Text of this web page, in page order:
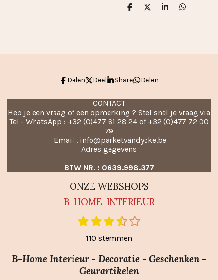
D
D
S
D
Delen Deel Share Delen
CONTACT
Heb je een vraag of een opmerking ? Stel snel je vraag via
Tel - WhatsApp : +32 (0)477 61 28 24 of +32 (0)477 72 00
79
Email . info@parketvandycke.be
Adres gegevens
BTW NR. : 0639.998.377
ONZE WEBSHOPS
B-HOME-INTERIEUR
1
e
r
2
s
t
e
r
3
s
t
e
r
4
t
e
r
5
t
e
r
S
m
110 stemmen
B-Home Interieur - Decoratie - Geschenken -
Geurartikelen